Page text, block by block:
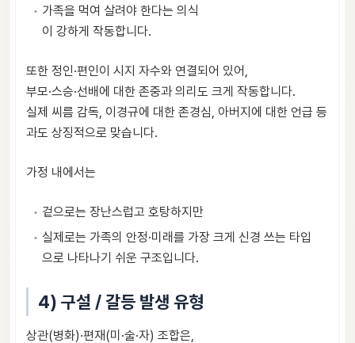
가족을 먹여 살려야 한다는 의식
이 강하게 작동합니다.
또한 정인·편인이 시지 자수와 연결되어 있어,
부모·스승·선배에 대한 존중과 의리도 크게 작동합니다.
실제 씨름 감독, 이경규에 대한 존경심, 아버지에 대한 언급 등
과도 상징적으로 맞습니다.
가정 내에서는
겉으로는 장난스럽고 호탕하지만
실제로는 가족의 안정·미래를 가장 크게 신경 쓰는 타입
으로 나타나기 쉬운 구조입니다.
4) 구설 / 갈등 발생 유형
상관(병화)·편재(미·술·자) 조합은,